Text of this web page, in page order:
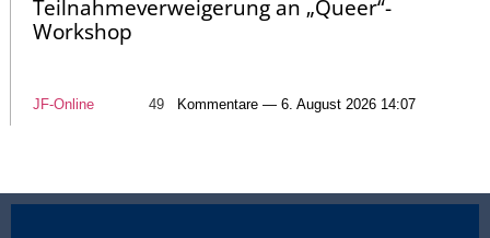
Teilnahmeverweigerung an „Queer“-
Workshop
JF-Online 49 Kommentare — 6. August 2026 14:07